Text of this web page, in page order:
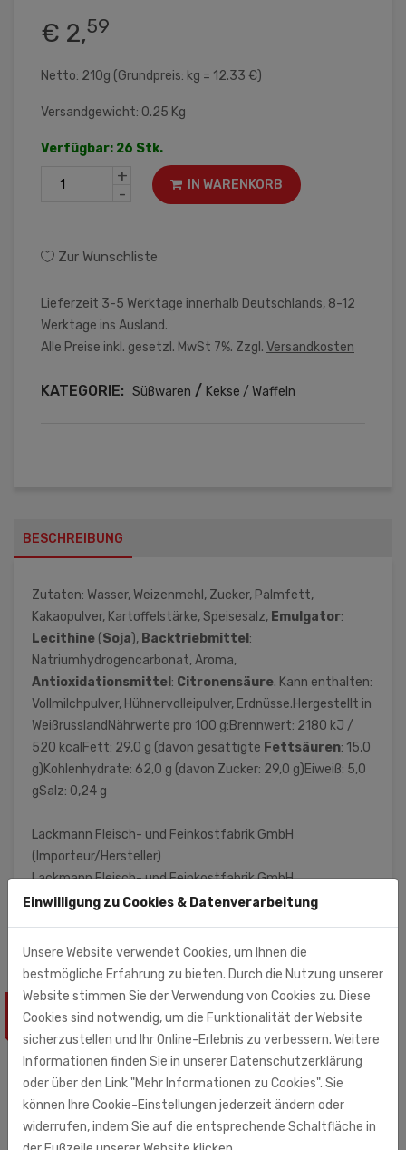
€ 2,59
Netto: 210g (Grundpreis: kg = 12.33 €)
Versandgewicht: 0.25 Kg
Verfügbar: 26 Stk.
+
-
IN WARENKORB
Zur Wunschliste
Lieferzeit 3-5 Werktage innerhalb Deutschlands, 8-12
Werktage ins Ausland.
Alle Preise inkl. gesetzl. MwSt 7%. Zzgl. Versandkosten
KATEGORIE: Süßwaren / Kekse / Waffeln
BESCHREIBUNG
Zutaten: Wasser, Weizenmehl, Zucker, Palmfett,
Kakaopulver, Kartoffelstärke, Speisesalz, Emulgator:
Lecithine (Soja), Backtriebmittel :
Natriumhydrogencarbonat, Aroma,
Antioxidationsmittel : Citronensäure. Kann enthalten:
Vollmilchpulver, Hühnervolleipulver, Erdnüsse.Hergestellt in
WeißrusslandNährwerte pro 100 g:Brennwert: 2180 kJ /
520 kcalFett: 29,0 g (davon gesättigte Fettsäuren: 15,0
g)Kohlenhydrate: 62,0 g (davon Zucker: 29,0 g)Eiweiß: 5,0
gSalz: 0,24 g
Lackmann Fleisch- und Feinkostfabrik GmbH
(Importeur/Hersteller)
Lackmann Fleisch- und Feinkostfabrik GmbH
Carl-Benz-Str. 10 - 14
ÄHNLICHE PRODUKTE
Einwilligung zu Cookies & Datenverarbeitung
Unsere Website verwendet Cookies, um Ihnen die
bestmögliche Erfahrung zu bieten. Durch die Nutzung unserer
Website stimmen Sie der Verwendung von Cookies zu. Diese
Cookies sind notwendig, um die Funktionalität der Website
sicherzustellen und Ihr Online-Erlebnis zu verbessern. Weitere
Informationen finden Sie in unserer Datenschutzerklärung
oder über den Link "Mehr Informationen zu Cookies". Sie
können Ihre Cookie-Einstellungen jederzeit ändern oder
widerrufen, indem Sie auf die entsprechende Schaltfläche in